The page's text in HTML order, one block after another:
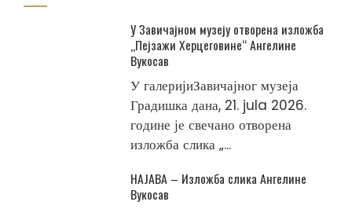
У Завичајном музеју отворена изложба
„Пејзажи Херцеговине“ Ангелине
Вукосав
У галеријиЗавичајног музеја
Градишка дана, 21. jula 2026.
године је свечано отворена
изложба слика „...
НАЈАВА – Изложба слика Ангелине
Вукосав